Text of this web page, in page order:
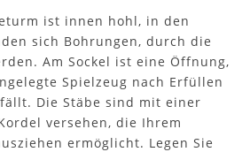
ist innen hohl, in den
sich Bohrungen, durch die
Am Sockel ist eine Öffnung,
Spielzeug nach Erfüllen
Die Stäbe sind mit einer
versehen, die Ihrem
ermöglicht. Legen Sie